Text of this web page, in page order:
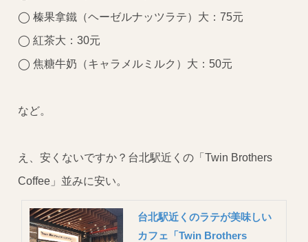
◯ 榛果拿鐵（ヘーゼルナッツラテ）大：75元
◯ 紅茶大：30元
◯ 焦糖牛奶（キャラメルミルク）大：50元
など。
え、安くないですか？台北駅近くの「Twin Brothers
Coffee」並みに安い。
台北駅近くのラテが美味しい
カフェ「Twin Brothers